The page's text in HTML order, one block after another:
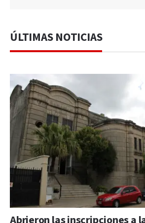
ÚLTIMAS NOTICIAS
Abrieron las inscripciones a